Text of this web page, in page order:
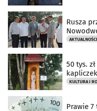
Rusza
AKTUALNOŚCI
50 tys.
Prawie